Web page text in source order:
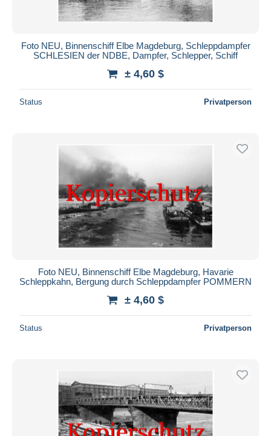
Foto NEU, Binnenschiff Elbe Magdeburg, Schleppdampfer
SCHLESIEN der NDBE, Dampfer, Schlepper, Schiff
± 4,60 $
Status Privatperson
Foto NEU, Binnenschiff Elbe Magdeburg, Havarie
Schleppkahn, Bergung durch Schleppdampfer POMMERN
± 4,60 $
Status Privatperson